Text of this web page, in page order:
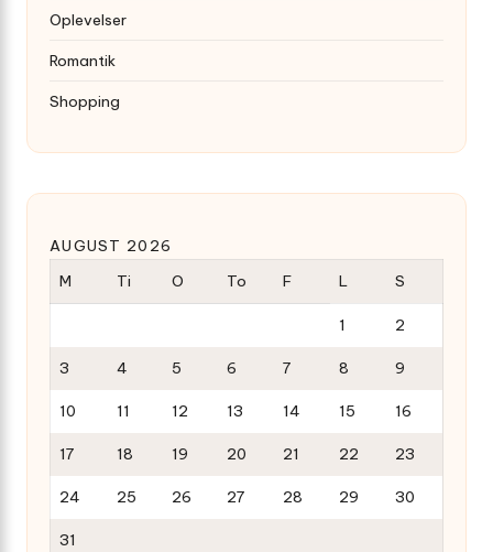
Oplevelser
Romantik
Shopping
AUGUST 2026
M
Ti O To F L S
1 2
3 4 5 6 7 8 9
10 11 12 13 14 15 16
17 18 19 20 21 22 23
24 25 26 27 28 29 30
31